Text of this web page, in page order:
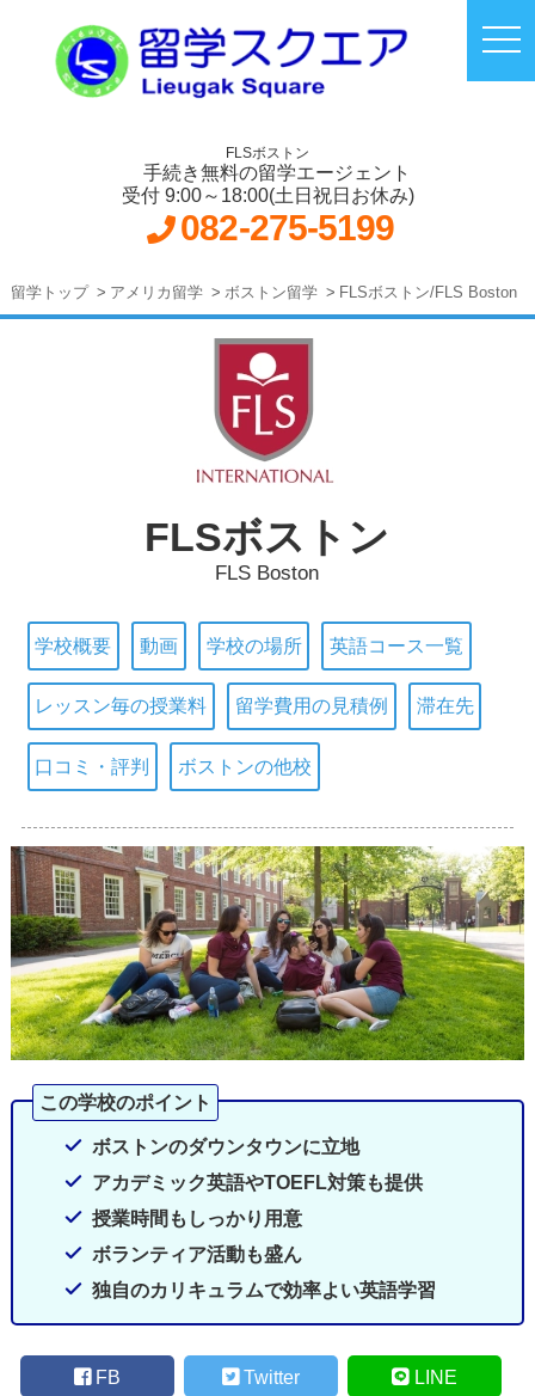
FLSボストン
手続き無料の留学エージェント
受付 9:00～18:00(土日祝日お休み)
082-275-5199
留学トップ アメリカ留学 ボストン留学 FLSボストン/FLS Boston
FLSボストン
FLS Boston
学校概要 動画 学校の場所 英語コース一覧
レッスン毎の授業料 留学費用の見積例 滞在先
口コミ・評判 ボストンの他校
ボストンのダウンタウンに立地
アカデミック英語やTOEFL対策も提供
授業時間もしっかり用意
ボランティア活動も盛ん
独自のカリキュラムで効率よい英語学習
FB Twitter LINE